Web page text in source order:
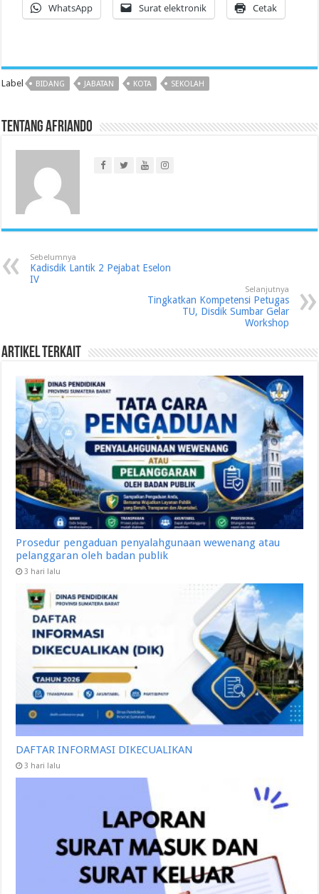
WhatsApp Surat elektronik Cetak
Label BIDANG JABATAN KOTA SEKOLAH
Tentang Afriando
Sebelumnya
Kadisdik Lantik 2 Pejabat Eselon
IV
Selanjutnya
Tingkatkan Kompetensi Petugas
TU, Disdik Sumbar Gelar
Workshop
Artikel Terkait
Prosedur pengaduan penyalahgunaan wewenang atau
pelanggaran oleh badan publik
3 hari lalu
DAFTAR INFORMASI DIKECUALIKAN
3 hari lalu